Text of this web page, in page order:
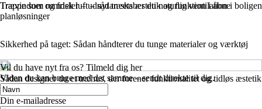
Sikkerhed på taget: Sådan håndterer du tunge materialer og værktøj
Trappe som rumdeler – udnyt træets æstetik og funktion i åbne
planløsninger
Sådan designer du et træhus, der forener funktionalitet og tidløs æstetik
Trævinduer og frisk luft – sådan skaber du naturlig ventilation i boligen
Vil du have nyt fra os? Tilmeld dig her
Viden du kan bruge med det samme – sendt direkte til dig.
Din e-mailadresse